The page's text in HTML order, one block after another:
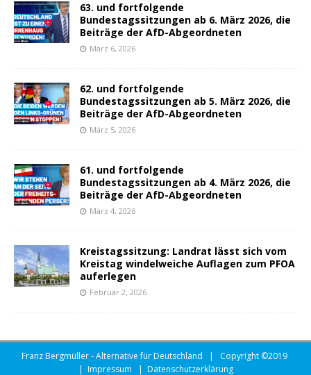
63. und fortfolgende
Bundestagssitzungen ab 6. März 2026, die
Beiträge der AfD-Abgeordneten
März 6, 2026
62. und fortfolgende
Bundestagssitzungen ab 5. März 2026, die
Beiträge der AfD-Abgeordneten
März 5, 2026
61. und fortfolgende
Bundestagssitzungen ab 4. März 2026, die
Beiträge der AfD-Abgeordneten
März 4, 2026
Kreistagssitzung: Landrat lässt sich vom
Kreistag windelweiche Auflagen zum PFOA
auferlegen
Februar 2, 2026
Franz Bergmüller - Alternative für Deutschland | Copyright ©2019
| Impressum | Datenschutzerklärung